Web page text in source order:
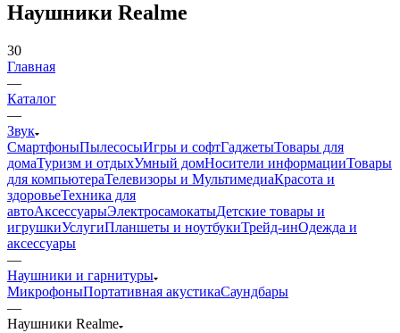
Наушники Realme
30
Главная
—
Каталог
—
Звук
СмартфоныПылесосыИгры и софтГаджетыТовары для
домаТуризм и отдыхУмный домНосители информацииТовары
для компьютераТелевизоры и МультимедиаКрасота и
здоровьеТехника для
автоАксессуарыЭлектросамокатыДетские товары и
игрушкиУслугиПланшеты и ноутбукиТрейд-инОдежда и
аксессуары
—
Наушники и гарнитуры
МикрофоныПортативная акустикаСаундбары
—
Наушники Realme